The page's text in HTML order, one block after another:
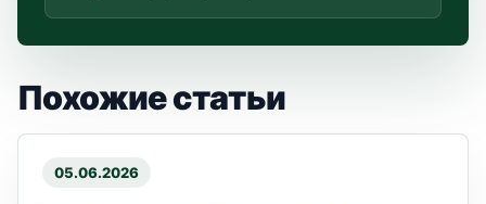
Похожие статьи
05.06.2026